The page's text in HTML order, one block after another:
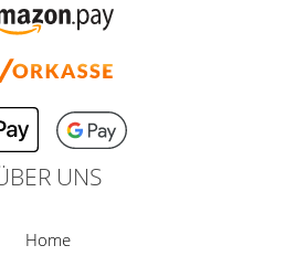
UNS
Home